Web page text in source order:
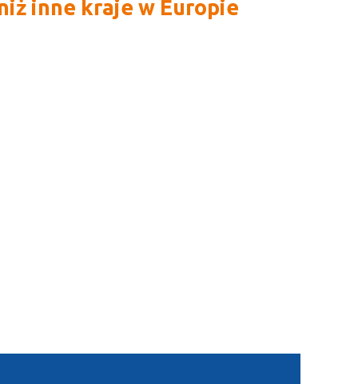
inne kraje w Europie